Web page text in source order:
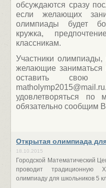
обсуждаются сразу
если желающих
олимпиады будет
кружка,
классникам.
Участники
желающие заниматься
оставить свою
удовлетворяться
обязательно сообщим
Открытая олимпиада
18.10.2015
Городской Математический
проводит традиционную
олимпиаду для школьников 5